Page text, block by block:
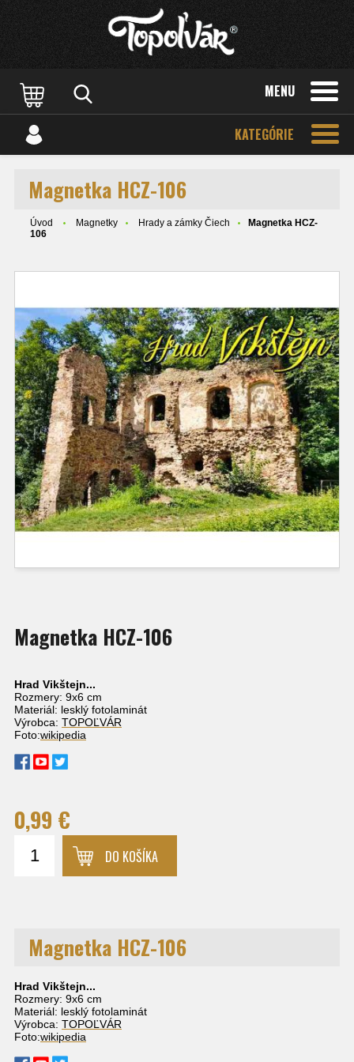
MENU
KATEGÓRIE
Magnetka HCZ-106
Úvod Magnetky Hrady a zámky Čiech
Magnetka HCZ-
106
Magnetka HCZ-106
Hrad Vikštejn...
Rozmery: 9x6 cm
Materiál: lesklý fotolaminát
Výrobca: TOPOĽVÁR
Foto:wikipedia
0,99 €
DO KOŠÍKA
Magnetka HCZ-106
Hrad Vikštejn...
Rozmery: 9x6 cm
Materiál: lesklý fotolaminát
Výrobca: TOPOĽVÁR
Foto:wikipedia